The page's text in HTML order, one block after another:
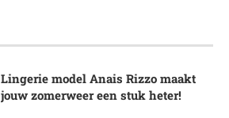
Lingerie model Anais Rizzo maakt
jouw zomerweer een stuk heter!